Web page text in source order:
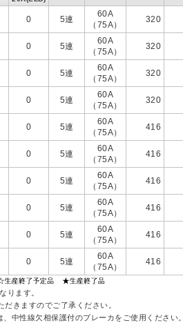
0 5連
60A
（75A）
320
0 5連
60A
（75A）
320
0 5連
60A
（75A）
320
0 5連
60A
（75A）
320
0 5連
60A
（75A）
416
0 5連
60A
（75A）
416
0 5連
60A
（75A）
416
0 5連
60A
（75A）
416
0 5連
60A
（75A）
416
0 5連
60A
（75A）
416
ります。
きますのでご了承ください。
中性線欠相保護付のブレーカをご使用ください。